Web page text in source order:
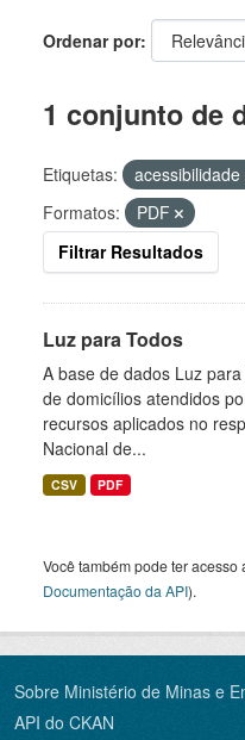
Ordenar por
1 conjunto de
Etiquetas: acessibilidade
Formatos:
PDF
Filtrar Resultados
Luz para Todos
A base de dados Luz
de domicílios atendidos
recursos aplicados no
Nacional de...
CSV PDF
Você também pode ter
Documentação da API).
Sobre Ministério de Minas e
API do CKAN